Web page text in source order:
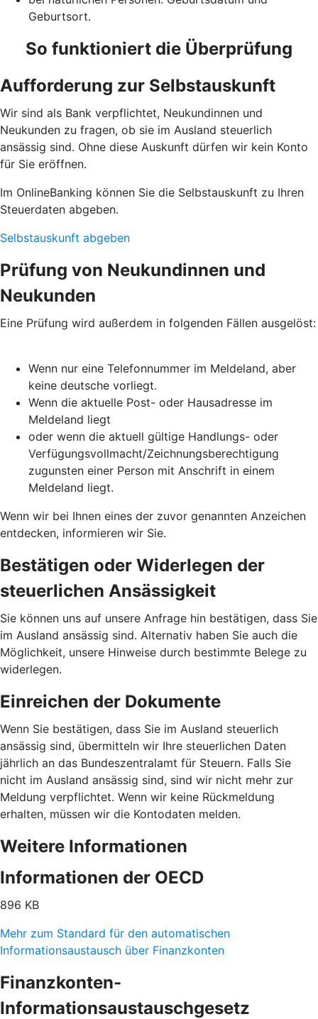
Geburtsort.
So funktioniert die Überprüfung
Aufforderung zur Selbstauskunft
Wir sind als Bank verpflichtet, Neukundinnen und
Neukunden zu fragen, ob sie im Ausland steuerlich
ansässig sind. Ohne diese Auskunft dürfen wir kein Konto
für Sie eröffnen.
Im OnlineBanking können Sie die Selbstauskunft zu Ihren
Steuerdaten abgeben.
Selbstauskunft abgeben
Prüfung von Neukundinnen und
Neukunden
Eine Prüfung wird außerdem in folgenden Fällen ausgelöst:
Wenn nur eine Telefonnummer im Meldeland, aber
keine deutsche vorliegt.
Wenn die aktuelle Post- oder Hausadresse im
Meldeland liegt
oder wenn die aktuell gültige Handlungs- oder
Verfügungsvollmacht/Zeichnungsberechtigung
zugunsten einer Person mit Anschrift in einem
Meldeland liegt.
Wenn wir bei Ihnen eines der zuvor genannten Anzeichen
entdecken, informieren wir Sie.
Bestätigen oder Widerlegen der
steuerlichen Ansässigkeit
Sie können uns auf unsere Anfrage hin bestätigen, dass Sie
im Ausland ansässig sind. Alternativ haben Sie auch die
Möglichkeit, unsere Hinweise durch bestimmte Belege zu
widerlegen.
Einreichen der Dokumente
Wenn Sie bestätigen, dass Sie im Ausland steuerlich
ansässig sind, übermitteln wir Ihre steuerlichen Daten
jährlich an das Bundeszentralamt für Steuern. Falls Sie
nicht im Ausland ansässig sind, sind wir nicht mehr zur
Meldung verpflichtet. Wenn wir keine Rückmeldung
erhalten, müssen wir die Kontodaten melden.
Weitere Informationen
Informationen der OECD
896 KB
Mehr zum Standard für den automatischen
Informationsaustausch über Finanzkonten
Finanzkonten-
Informationsaustauschgesetz